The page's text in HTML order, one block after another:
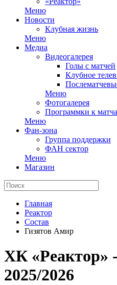
Меню
Новости
Клубная жизнь
Меню
Медиа
Видеогалерея
Голы с матчей
Клубное
Меню
Фотогалерея
Программки к
Меню
Фан-зона
Группа поддержки
ФАН сектор
Меню
Магазин
Главная
Реактор
Состав
Гизятов Амир
ХК «Реактор»
2025/2026